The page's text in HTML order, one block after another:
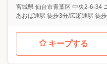
宮城県 仙台市青葉区 中央2-6-34
あおば通駅 徒歩3分/広瀬通駅 徒
キープする